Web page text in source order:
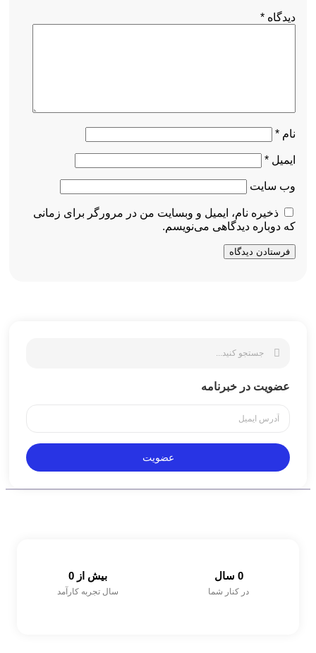
دیدگاه *
نام *
ایمیل *
وب‌ سایت
ذخیره نام، ایمیل و وبسایت من در مرورگر برای زمانی
که دوباره دیدگاهی می‌نویسم.
عضویت در خبرنامه
عضویت
در کنار شما
0
سال تجربه کارآمد
بیش از 0